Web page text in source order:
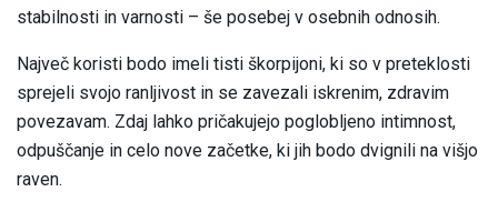
stabilnosti in varnosti – še posebej v osebnih odnosih.
Največ koristi bodo imeli tisti škorpijoni, ki so v preteklosti
sprejeli svojo ranljivost in se zavezali iskrenim, zdravim
povezavam. Zdaj lahko pričakujejo poglobljeno intimnost,
odpuščanje in celo nove začetke, ki jih bodo dvignili na višjo
raven.